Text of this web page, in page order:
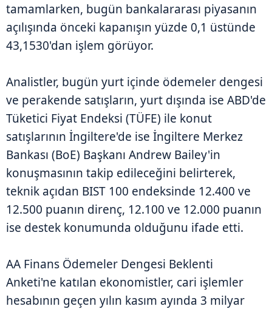
tamamlarken, bugün bankalararası piyasanın
açılışında önceki kapanışın yüzde 0,1 üstünde
43,1530'dan işlem görüyor.
Analistler, bugün yurt içinde ödemeler dengesi
ve perakende satışların, yurt dışında ise ABD'de
Tüketici Fiyat Endeksi (TÜFE) ile konut
satışlarının İngiltere'de ise İngiltere Merkez
Bankası (BoE) Başkanı Andrew Bailey'in
konuşmasının takip edileceğini belirterek,
teknik açıdan BIST 100 endeksinde 12.400 ve
12.500 puanın direnç, 12.100 ve 12.000 puanın
ise destek konumunda olduğunu ifade etti.
AA Finans Ödemeler Dengesi Beklenti
Anketi'ne katılan ekonomistler, cari işlemler
hesabının geçen yılın kasım ayında 3 milyar